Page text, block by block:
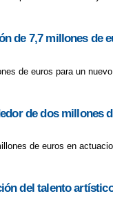
de 7,7 millones de
de euros para un
de dos
de euros en
del talento